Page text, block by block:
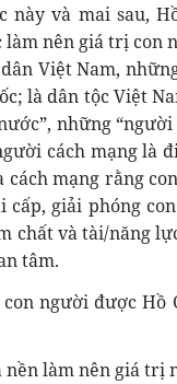
này và mai sau,
nên giá trị con
Việt Nam,
là dân tộc Việt
những
cách mạng là
mạng rằng
giải phóng
và tài/năng
tâm.
người được
làm nên giá trị